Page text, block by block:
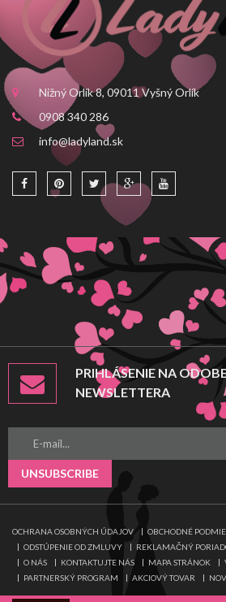
Nižný Orlík 8, 09011 Vyšný Orlík
0908 340 286
info@ladyland.sk
PRIHLÁSENIE NA
NEWSLETTERA
UNSUBSCRIBE
OCHRANA OSOBNÝCH ÚDAJOV
OBCHODNÉ
ODSTÚPENIE OD ZMLUVY
REKLAMAČNÝ
O NÁS
KONTAKTUJTE NÁS MAPA STRÁNOK
PARTNERSKÝ PROGRAM
AKCIOVÝ TOVAR